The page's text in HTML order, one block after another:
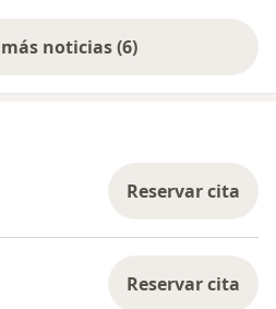
Mostrar más noticias (6)
Reservar cita
Reservar cita